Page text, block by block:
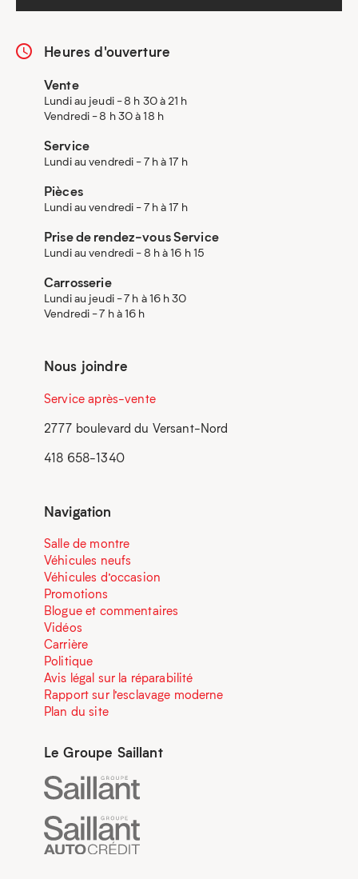
Heures d'ouverture
Vente
Lundi au jeudi - 8 h 30 à 21 h
Vendredi - 8 h 30 à 18 h
Service
Lundi au vendredi - 7 h à 17 h
Pièces
Lundi au vendredi - 7 h à 17 h
Prise de rendez-vous Service
Lundi au vendredi - 8 h à 16 h 15
Carrosserie
Lundi au jeudi - 7 h à 16 h 30
Vendredi - 7 h à 16 h
Nous joindre
Service après-vente
2777 boulevard du Versant-Nord
418 658-1340
Navigation
Salle de montre
Véhicules neufs
Véhicules d’occasion
Promotions
Blogue et commentaires
Vidéos
Carrière
Politique
Avis légal sur la réparabilité
Rapport sur l’esclavage moderne
Plan du site
Le Groupe Saillant